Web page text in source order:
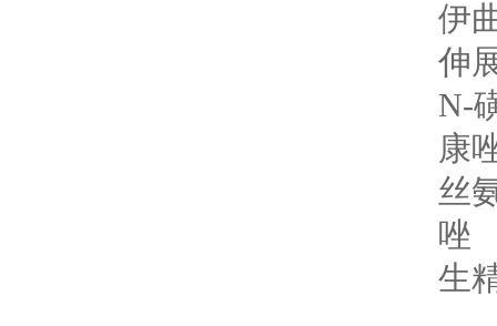
伊
伸
N-
康
丝
唑
生